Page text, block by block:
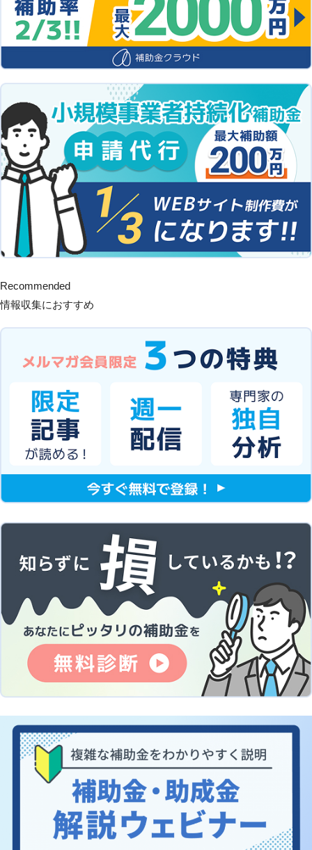
Recommended
情報収集におすすめ